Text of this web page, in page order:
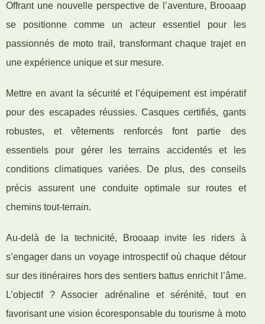
Offrant une nouvelle perspective de l’aventure, Brooaap
se positionne comme un acteur essentiel pour les
passionnés de moto trail, transformant chaque trajet en
une expérience unique et sur mesure.
Mettre en avant la sécurité et l’équipement est impératif
pour des escapades réussies. Casques certifiés, gants
robustes, et vêtements renforcés font partie des
essentiels pour gérer les terrains accidentés et les
conditions climatiques variées. De plus, des conseils
précis assurent une conduite optimale sur routes et
chemins tout-terrain.
Au-delà de la technicité, Brooaap invite les riders à
s’engager dans un voyage introspectif où chaque détour
sur des itinéraires hors des sentiers battus enrichit l’âme.
L’objectif ? Associer adrénaline et sérénité, tout en
favorisant une vision écoresponsable du tourisme à moto